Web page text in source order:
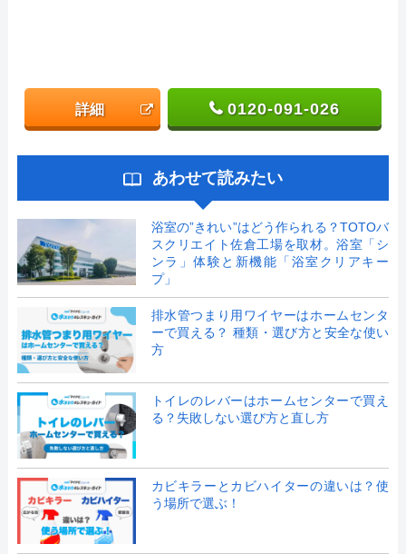
詳細 0120-091-026
あわせて読みたい
浴室の”きれい”はどう作られる？TOTOバ
スクリエイト佐倉工場を取材。浴室「シ
ンラ」体験と新機能「浴室クリアキー
プ」
排水管つまり用ワイヤーはホームセンタ
ーで買える？ 種類・選び方と安全な使い
方
トイレのレバーはホームセンターで買え
る？失敗しない選び方と直し方
カビキラーとカビハイターの違いは？使
う場所で選ぶ！